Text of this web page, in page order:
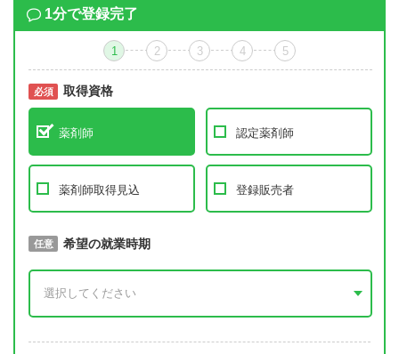
1分で登録完了
1 2 3 4 5
必須 取得資格
薬剤師 認定薬剤師
薬剤師取得見込 登録販売者
必須 取得予定年
任意 希望の就業時期